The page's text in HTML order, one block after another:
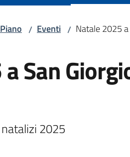
/ Eventi / Natale 2025
San
2025